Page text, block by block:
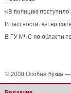
«В полицию поступило
В частности, ветер
В ГУ МЧС по области
© 2008 Особая буква